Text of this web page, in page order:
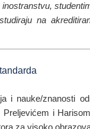
na
i nauke/znanosti
i
za visoko